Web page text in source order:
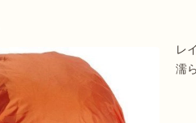
レ
濡